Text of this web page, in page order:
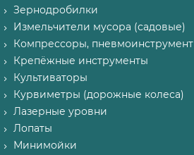
Зернодробилки
Измельчители мусора (садовые)
Компрессоры, пневмоинструмент
Крепёжные инструменты
Культиваторы
Курвиметры (дорожные колеса)
Лазерные уровни
Лопаты
Минимойки